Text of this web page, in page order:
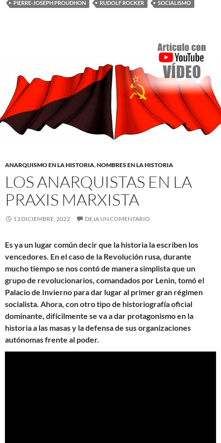
PIERRE-JOSEPH PROUDHON
RUDOLF ROCKER SOCIALISMO
ANARQUISMO EN LA HISTORIA,NOMBRES EN LA HISTORIA
LOS ANARQUISTAS EN LA
PRAXIS MARXISTA
13 DICIEMBRE, 2022 DEJA UN COMENTARIO
Es ya un lugar común decir que la historia la escriben los
vencedores. En el caso de la Revolución rusa, durante
mucho tiempo se nos contó de manera simplista que un
grupo de revolucionarios, comandados por Lenin, tomó el
Palacio de Invierno para dar lugar al primer gran régimen
socialista. Ahora, con otro tipo de historiografía oficial
dominante, difícilmente se va a dar protagonismo en la
historia a las masas y la defensa de sus organizaciones
autónomas frente al poder.